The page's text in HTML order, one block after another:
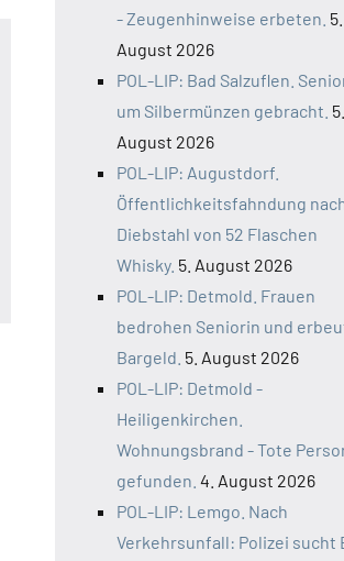
- Zeugenhinweise erbeten. 5.
August 2026
POL-LIP: Bad Salzuflen.
um Silbermünzen gebracht. 5.
August 2026
POL-LIP: Augustdorf.
Öffentlichkeitsfahndung
Diebstahl von 52 Flaschen
Whisky. 5. August 2026
POL-LIP: Detmold. Frauen
bedrohen Seniorin und
Bargeld. 5. August 2026
POL-LIP: Detmold -
Heiligenkirchen.
Wohnungsbrand - Tote
gefunden. 4. August 2026
POL-LIP: Lemgo. Nach
Verkehrsunfall: Polizei sucht